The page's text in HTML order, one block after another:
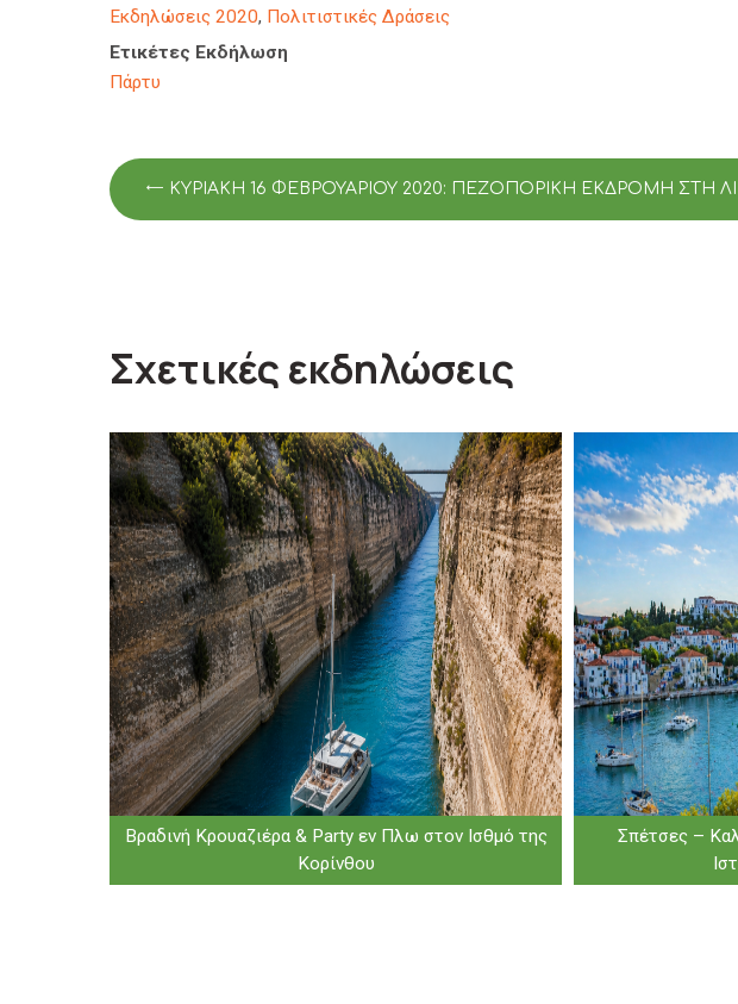
Εκδηλώσεις 2020, Πολιτιστικές Δράσεις
Ετικέτες Εκδήλωση
Πάρτυ
ΚΥΡΙΑΚΉ 16 ΦΕΒΡΟΥΑΡΊΟΥ 2020: ΠΕΖΟΠΟΡΙΚΉ ΕΚΔΡΟΜΉ ΣΤΗ
Σχετικές εκδηλώσεις
Βραδινή Κρουαζιέρα & Party εν Πλω στον Ισθμό της
Κορίνθου
Σπέτσες –